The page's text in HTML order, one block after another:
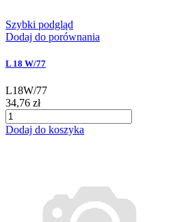
Szybki podgląd
Dodaj do porównania
L 18 W/77
L18W/77
34,76 zł
Dodaj do koszyka